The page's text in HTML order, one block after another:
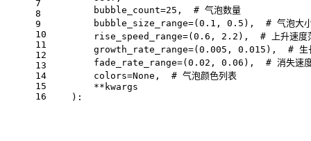
7
8
9
10
11
12
13
14
15
16
        bubble_count=25,  # 气泡数量
bubble_size_range=(0.1, 0.5),  # 气泡大
rise_speed_range=(0.6, 2.2),  # 上升速度
growth_rate_range=(0.005, 0.015),  # 生
fade_rate_range=(0.02, 0.06),  # 消失速
        colors=None,  # 气泡颜色列表
        **kwargs
    ):